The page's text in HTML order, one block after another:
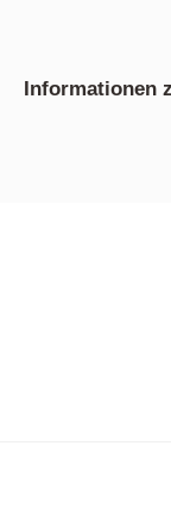
Informationen